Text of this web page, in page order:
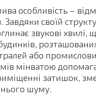
особливість –
Завдяки своїй
звукові хвилі,
або
мінватою
затишок,
шуму.